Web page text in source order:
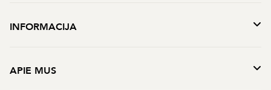
INFORMACIJA
APIE MUS